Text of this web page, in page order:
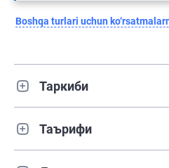
Boshqa turlari uchun
Таркиби
Таърифи